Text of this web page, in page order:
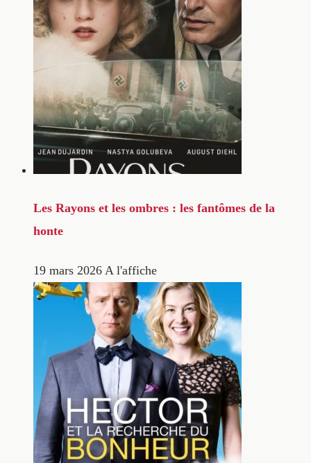
Les Rayons et les ombres : les fantômes de la
honte
19 mars 2026 A l'affiche